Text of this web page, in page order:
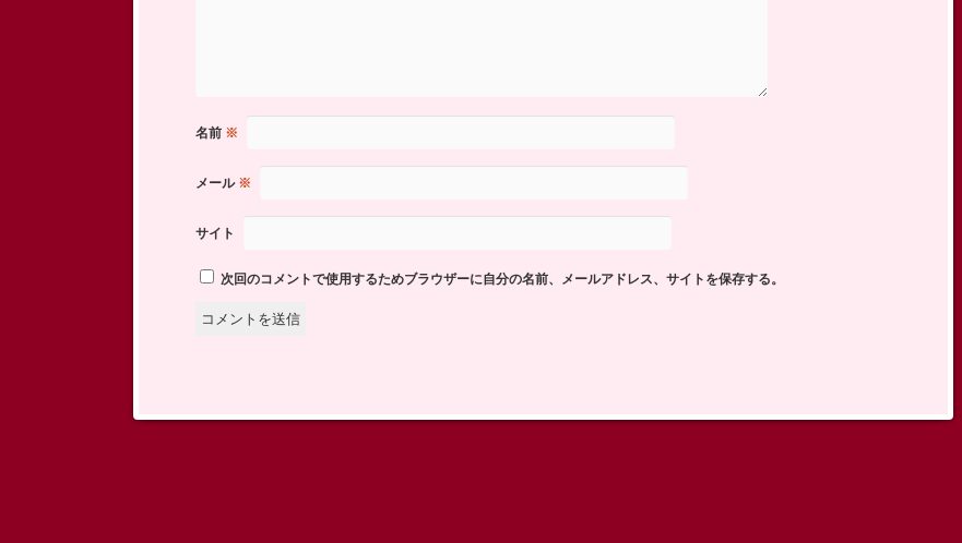
名前 ※
メール ※
サイト
次回のコメントで使用するためブラウザーに自分の名前、メールアドレス、サイトを保存する。